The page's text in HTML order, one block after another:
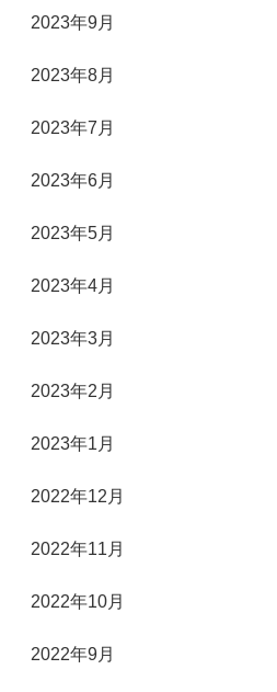
2023年9月
2023年8月
2023年7月
2023年6月
2023年5月
2023年4月
2023年3月
2023年2月
2023年1月
2022年12月
2022年11月
2022年10月
2022年9月